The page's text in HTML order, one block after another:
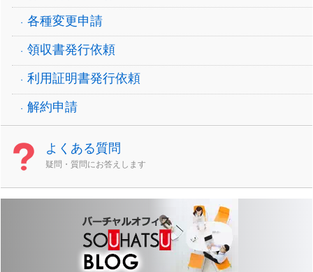
各種変更申請
領収書発行依頼
利用証明書発行依頼
解約申請
よくある質問
疑問・質問にお答えします